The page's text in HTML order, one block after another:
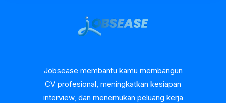
Jobsease membantu kamu membangun
CV profesional, meningkatkan kesiapan
interview, dan menemukan peluang kerja